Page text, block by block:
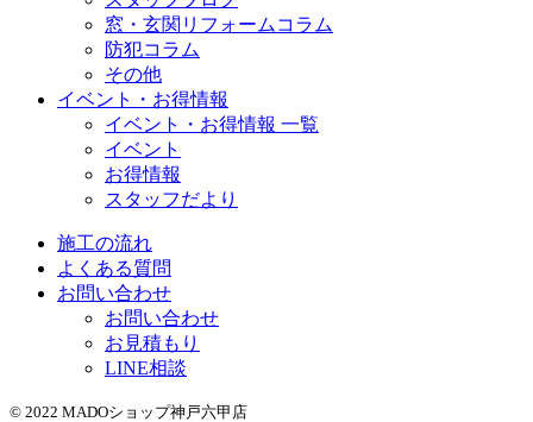
窓・玄関リフォームコラム
防犯コラム
その他
イベント・お得情報
イベント・お得情報 一覧
イベント
お得情報
スタッフだより
施工の流れ
よくある質問
お問い合わせ
お問い合わせ
お見積もり
LINE相談
© 2022 MADOショップ神戸六甲店